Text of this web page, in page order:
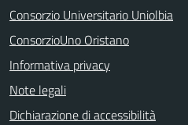
Consorzio Universitario Uniolbia
ConsorzioUno Oristano
Informativa privacy
Note legali
Dichiarazione di accessibilità